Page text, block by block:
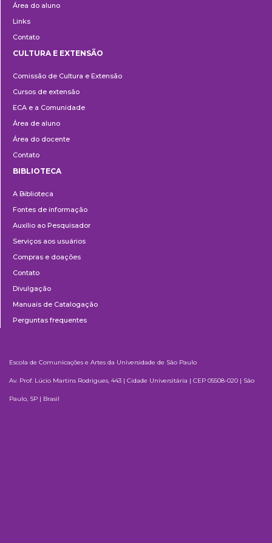
Área do aluno
Links
Contato
e
Extensão
CULTURA E EXTENSÃO
Comissão de Cultura e Extensão
Cursos de extensão
ECA e a Comunidade
Área de aluno
Área do docente
Contato
BIBLIOTECA
A Biblioteca
Fontes de informação
Auxílio ao Pesquisador
Serviços aos usuários
Compras e doações
Contato
Divulgação
Manuais de Catalogação
Perguntas frequentes
Escola de Comunicações e Artes da Universidade de São Paulo
Av. Prof. Lúcio Martins Rodrigues, 443 | Cidade Universitária | CEP 05508-020 | São
Paulo, SP | Brasil